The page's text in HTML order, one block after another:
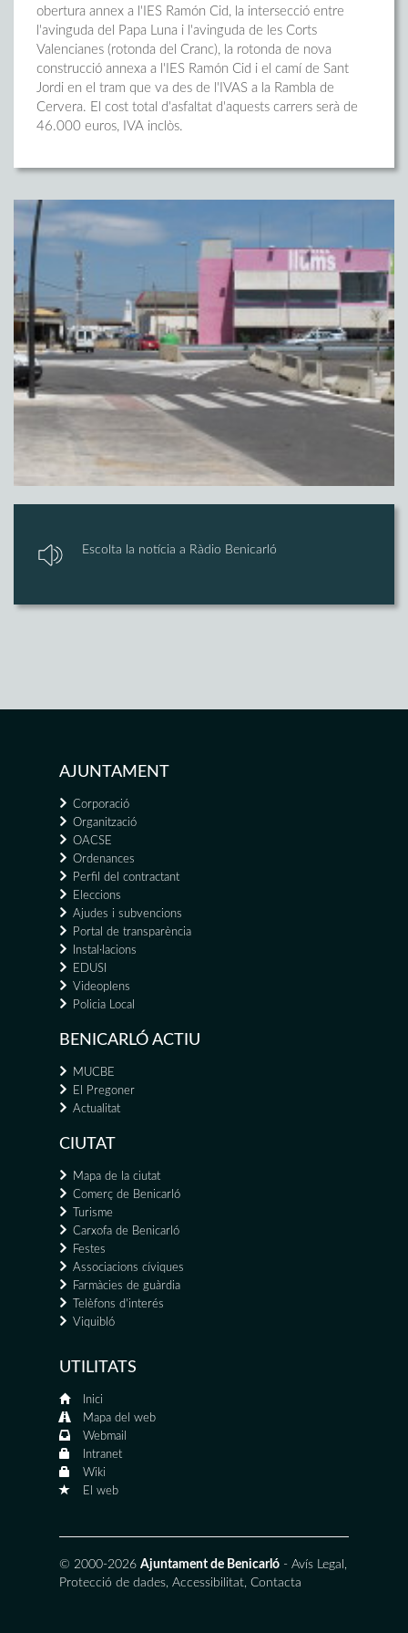
obertura annex a l'IES Ramón Cid, la intersecció entre
l'avinguda del Papa Luna i l'avinguda de les Corts
Valencianes (rotonda del Cranc), la rotonda de nova
construcció annexa a l'IES Ramón Cid i el camí de Sant
Jordi en el tram que va des de l'IVAS a la Rambla de
Cervera. El cost total d'asfaltat d'aquests carrers serà de
46.000 euros, IVA inclòs.
Escolta la notícia a Ràdio Benicarló
AJUNTAMENT
Corporació
Organització
OACSE
Ordenances
Perfil del contractant
Eleccions
Ajudes i subvencions
Portal de transparència
Instal·lacions
EDUSI
Videoplens
Policia Local
BENICARLÓ ACTIU
MUCBE
El Pregoner
Actualitat
CIUTAT
Mapa de la ciutat
Comerç de Benicarló
Turisme
Carxofa de Benicarló
Festes
Associacions cíviques
Farmàcies de guàrdia
Telèfons d'interés
Viquibló
UTILITATS
Inici
Mapa del web
Webmail
Intranet
Wiki
El web
© 2000-2026 Ajuntament de Benicarló - Avís Legal ,
Protecció de dades, Accessibilitat, Contacta